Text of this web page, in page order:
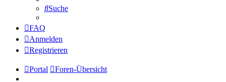
Suche
FAQ
Anmelden
Registrieren
Portal Foren-Übersicht